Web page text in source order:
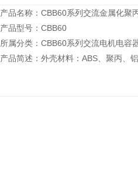
产品名称：CBB60系列交流金属化聚
产品型号：CBB60
所属分类：CBB60系列交流电机电容
产品简述：外壳材料：ABS、聚丙、